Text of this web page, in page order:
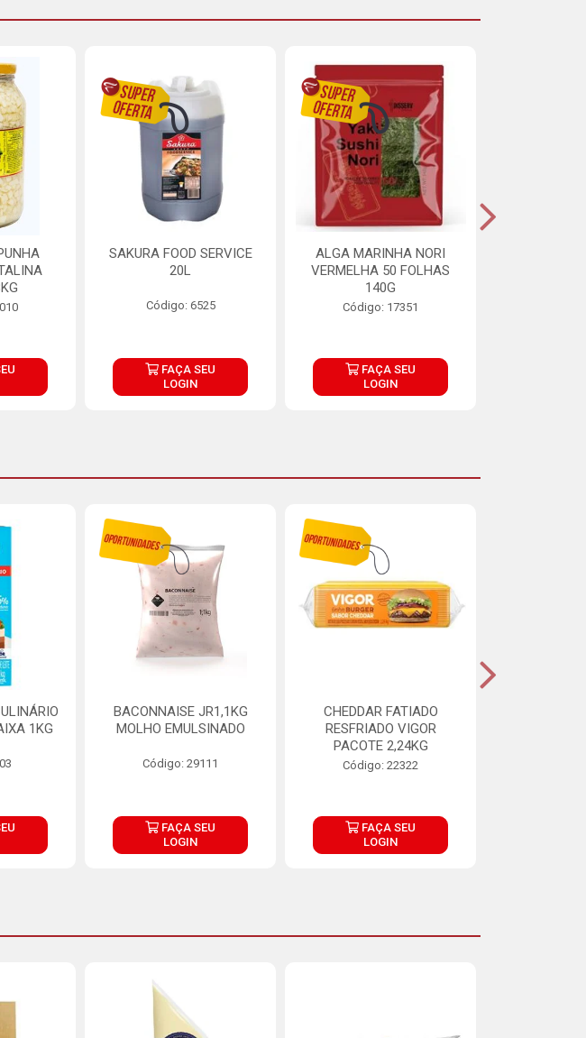
SAKURA FOOD SERVICE
20L
Código: 6525
FAÇA SEU
LOGIN
ALGA MARINHA NORI
VERMELHA 50 FOLHAS
140G
Código: 17351
FAÇA SEU
LOGIN
1KG
BACONNAISE JR1,1KG
MOLHO EMULSINADO
Código: 29111
FAÇA SEU
LOGIN
CHEDDAR FATIADO
RESFRIADO VIGOR
PACOTE 2,24KG
Código: 22322
FAÇA SEU
LOGIN